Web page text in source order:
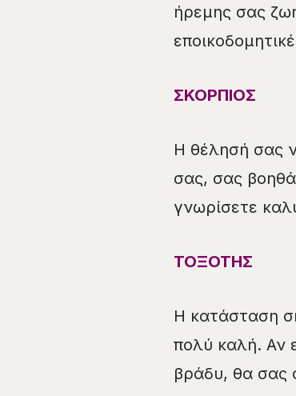
ήρεμης σας
ΣΚΟΡΠΙΟΣ
Η θέλησή σας
σας, σας
γνωρίσετε
ΤΟΞΟΤΗΣ
Η κατάσταση
πολύ καλή. Αν
βράδυ, θα σας